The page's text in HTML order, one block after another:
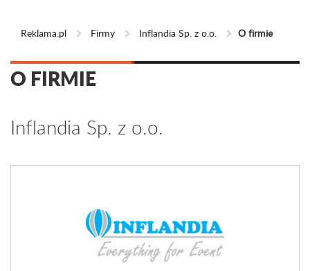
Reklama.pl Firmy Inflandia Sp. z o.o. O firmie
O FIRMIE
Inflandia Sp. z o.o.